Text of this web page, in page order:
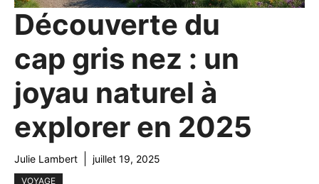
Découverte du
cap gris nez : un
joyau naturel à
explorer en 2025
Julie Lambert juillet 19, 2025
VOYAGE